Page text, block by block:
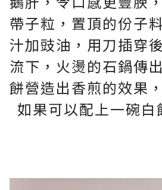
帶子粒，置頂的份子
汁加豉油，用刀插穿
流下，火燙的石鍋傳
餅營造出香煎的效果
如果可以配上一碗白